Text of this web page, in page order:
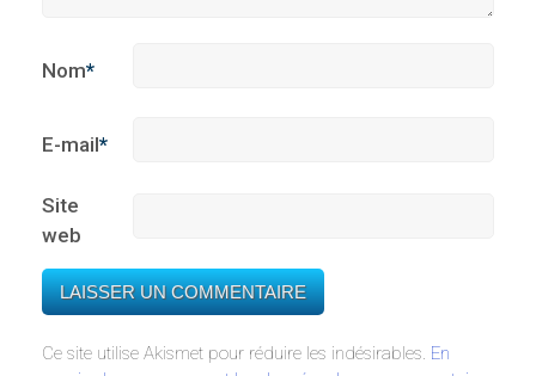
Nom*
E-mail*
Site
web
Ce site utilise Akismet pour réduire les indésirables. En